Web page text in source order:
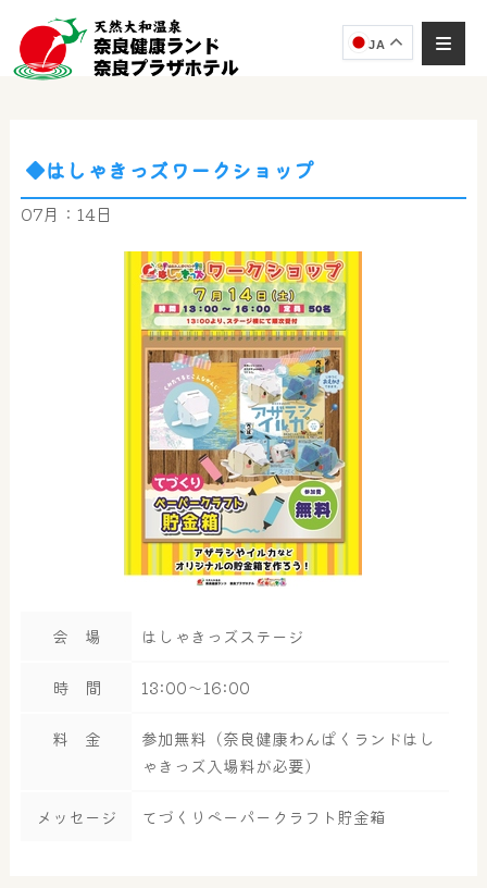
JA
◆はしゃきっズワークショップ
07月：14日
会 場 はしゃきっズステージ
時 間 13:00～16:00
料 金
参加無料（奈良健康わんぱくランドはし
ゃきっズ入場料が必要）
メッセージ てづくりペーパークラフト貯金箱
奈良健康ランド AIコンシェルジュです。
ご質問をお伺いします。